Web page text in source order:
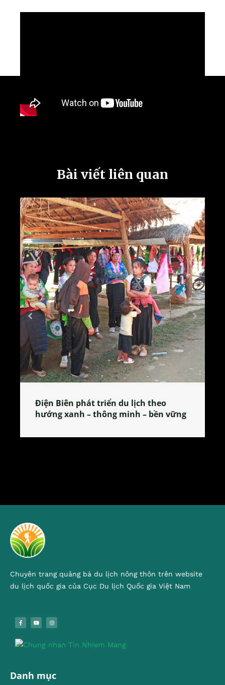
Bài viết liên quan
Làng làm bánh tẻ Phú Nhi – nơi lan
tỏa đặc sản xứ Đoài
Chuyên trang quảng bá du lịch nông thôn trên website
du lịch quốc gia của Cục Du lịch Quốc gia Việt Nam
Danh mục